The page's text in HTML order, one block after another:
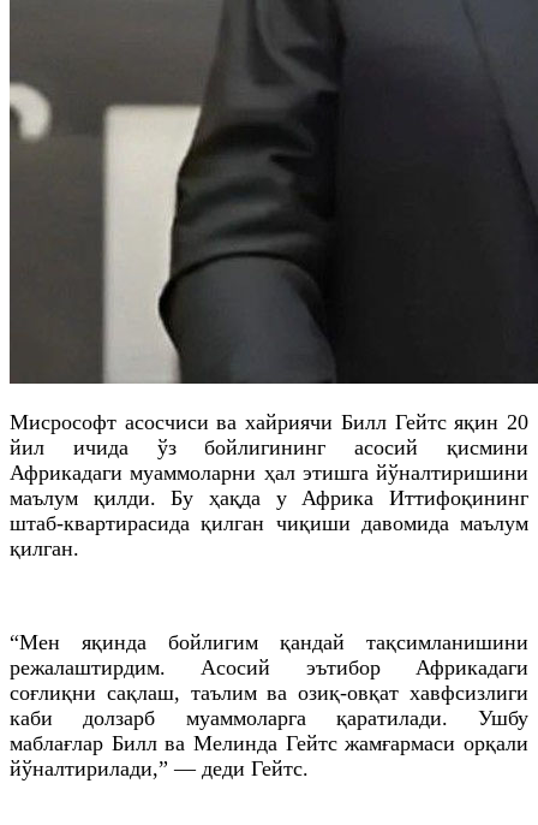
Мисрософт асосчиси ва хайриячи Билл Гейтс яқин 20
йил ичида ўз бойлигининг асосий қисмини
Африкадаги муаммоларни ҳал этишга йўналтиришини
маълум қилди. Бу ҳақда у Африка Иттифоқининг
штаб-квартирасида қилган чиқиши давомида маълум
қилган.
“Мен яқинда бойлигим қандай тақсимланишини
режалаштирдим. Асосий эътибор Африкадаги
соғлиқни сақлаш, таълим ва озиқ-овқат хавфсизлиги
каби долзарб муаммоларга қаратилади. Ушбу
маблағлар Билл ва Мелинда Гейтс жамғармаси орқали
йўналтирилади,” — деди Гейтс.